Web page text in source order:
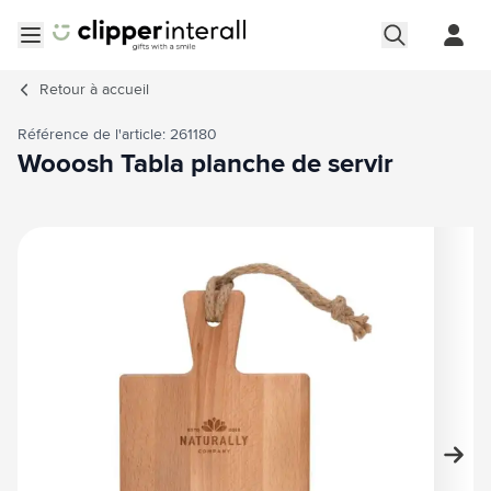
Retour à accueil
Référence de l'article: 261180
Wooosh Tabla planche de servir